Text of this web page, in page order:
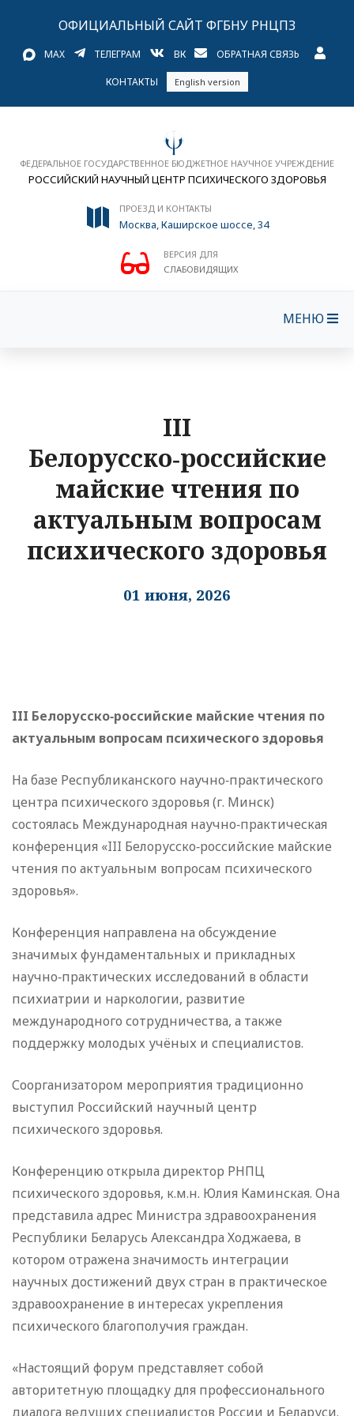
ОФИЦИАЛЬНЫЙ САЙТ ФГБНУ РНЦПЗ
MAX ТЕЛЕГРАМ ВК ОБРАТНАЯ СВЯЗЬ
КОНТАКТЫ English version
ФЕДЕРАЛЬНОЕ ГОСУДАРСТВЕННОЕ БЮДЖЕТНОЕ НАУЧНОЕ УЧРЕЖДЕНИЕ
РОССИЙСКИЙ НАУЧНЫЙ ЦЕНТР ПСИХИЧЕСКОГО ЗДОРОВЬЯ
ПРОЕЗД И КОНТАКТЫ
Москва, Каширское шоссе, 34
ВЕРСИЯ ДЛЯ
СЛАБОВИДЯЩИХ
МЕНЮ
III
Белорусско‑российские
майские чтения по
актуальным вопросам
психического здоровья
01 июня, 2026
III Белорусско‑российские майские чтения по
актуальным вопросам психического здоровья
На базе Республиканского научно‑практического
центра психического здоровья (г. Минск)
состоялась Международная научно‑практическая
конференция «III Белорусско‑российские майские
чтения по актуальным вопросам психического
здоровья».
Конференция направлена на обсуждение
значимых фундаментальных и прикладных
научно‑практических исследований в области
психиатрии и наркологии, развитие
международного сотрудничества, а также
поддержку молодых учёных и специалистов.
Соорганизатором мероприятия традиционно
выступил Российский научный центр
психического здоровья.
Конференцию открыла директор РНПЦ
психического здоровья, к.м.н. Юлия Каминская. Она
представила адрес Министра здравоохранения
Республики Беларусь Александра Ходжаева, в
котором отражена значимость интеграции
научных достижений двух стран в практическое
здравоохранение в интересах укрепления
психического благополучия граждан.
«Настоящий форум представляет собой
авторитетную площадку для профессионального
диалога ведущих специалистов России и Беларуси.